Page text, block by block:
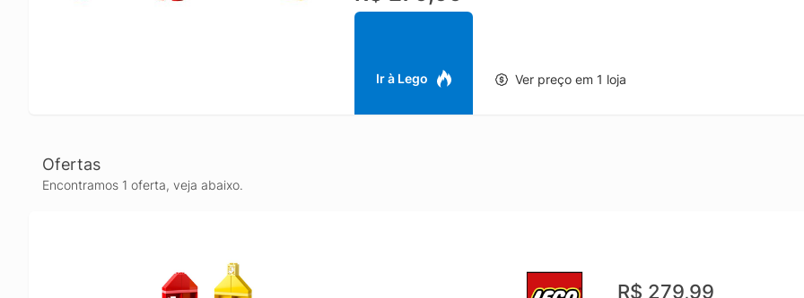
Brinquedo de construir e reconstruir para crianças pequenas Se você está
emoções e constroem e reconstroem os brinquedos coloridos da casa
falando expressarem suas emoções Ideia de presente para pequenos
Ir à Lego Ver preço em 1 loja
Ofertas
Encontramos 1 oferta, veja abaixo.
R$ 279,99